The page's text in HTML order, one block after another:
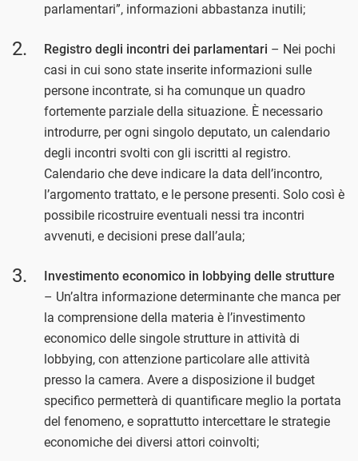
parlamentari”, informazioni abbastanza inutili;
Registro degli incontri dei parlamentari – Nei pochi
casi in cui sono state inserite informazioni sulle
persone incontrate, si ha comunque un quadro
fortemente parziale della situazione. È necessario
introdurre, per ogni singolo deputato, un calendario
degli incontri svolti con gli iscritti al registro.
Calendario che deve indicare la data dell’incontro,
l’argomento trattato, e le persone presenti. Solo così è
possibile ricostruire eventuali nessi tra incontri
avvenuti, e decisioni prese dall’aula;
Investimento economico in lobbying delle strutture
– Un’altra informazione determinante che manca per
la comprensione della materia è l’investimento
economico delle singole strutture in attività di
lobbying, con attenzione particolare alle attività
presso la camera. Avere a disposizione il budget
specifico permetterà di quantificare meglio la portata
del fenomeno, e soprattutto intercettare le strategie
economiche dei diversi attori coinvolti;